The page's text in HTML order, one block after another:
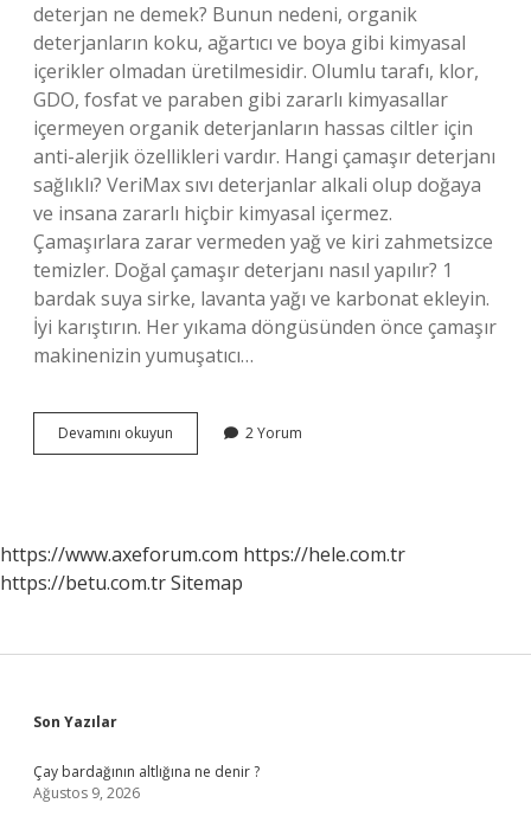
deterjan ne demek? Bunun nedeni, organik
deterjanların koku, ağartıcı ve boya gibi kimyasal
içerikler olmadan üretilmesidir. Olumlu tarafı, klor,
GDO, fosfat ve paraben gibi zararlı kimyasallar
içermeyen organik deterjanların hassas ciltler için
anti-alerjik özellikleri vardır. Hangi çamaşır deterjanı
sağlıklı? VeriMax sıvı deterjanlar alkali olup doğaya
ve insana zararlı hiçbir kimyasal içermez.
Çamaşırlara zarar vermeden yağ ve kiri zahmetsizce
temizler. Doğal çamaşır deterjanı nasıl yapılır? 1
bardak suya sirke, lavanta yağı ve karbonat ekleyin.
İyi karıştırın. Her yıkama döngüsünden önce çamaşır
makinenizin yumuşatıcı…
Devamını okuyun
Deterjan
2 Yorum
https://www.axeforum.com https://hele.com.tr
https://betu.com.trSitemap
Sidebar
Son Yazılar
Çay bardağının altlığına ne denir ?
Ağustos 9, 2026